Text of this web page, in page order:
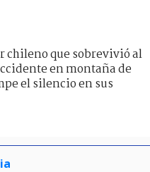
chileno que sobrevivió al
en montaña de
el silencio en sus